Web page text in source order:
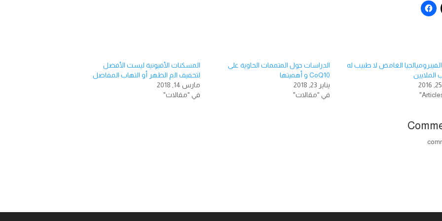
الغامض لا طبيب له
الملايين
الدراسات حول المتممات الحاوية على
CoQ10 و أهميتها
يناير 23, 2018
في "مقالات"
المسكنات الأفيونية ليست الأفضل
لتخفيف الم الظهر أو التهاب المفاصل
مارس 14, 2018
في "مقالات"